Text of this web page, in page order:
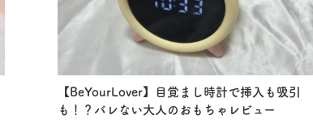
【BeYourLover】目覚まし時計で挿入も吸引
も！？バレない大人のおもちゃレビュー